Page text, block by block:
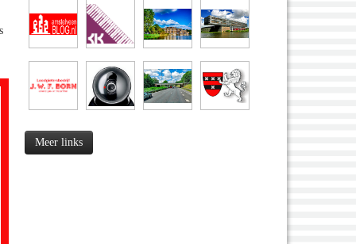
Meer links